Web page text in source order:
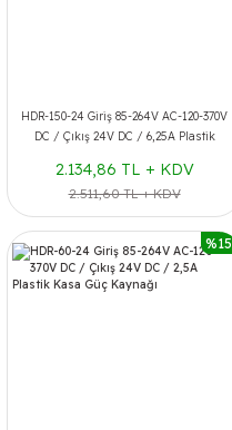
HDR-150-24 Giriş 85-264V AC-120-370V
DC / Çıkış 24V DC / 6,25A Plastik
2.134,86 TL + KDV
2.511,60 TL + KDV
%15